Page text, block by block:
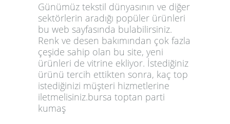
Günümüz tekstil dünyasının ve diğer
sektörlerin aradığı popüler ürünleri
bu web sayfasında bulabilirsiniz.
Renk ve desen bakımından çok fazla
çeşide sahip olan bu site, yeni
ürünleri de vitrine ekliyor. İstediğiniz
ürünü tercih ettikten sonra, kaç top
istediğinizi müşteri hizmetlerine
iletmelisiniz.bursa toptan parti
kumaş